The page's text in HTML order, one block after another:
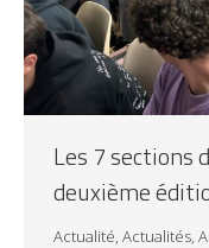
Les 7 sections
deuxième
Actualité Actualités